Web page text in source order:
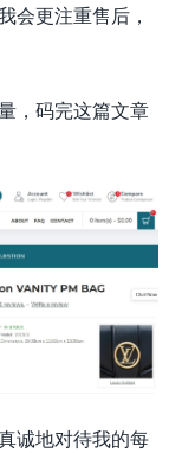
会更注重售后，
，码完这篇文章
诚地对待我的每